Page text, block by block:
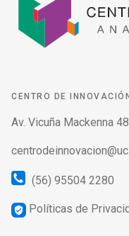
CENTRO DE
Av. Vicuña Mackenna
(56) 95504 2280
verified_user Políticas de